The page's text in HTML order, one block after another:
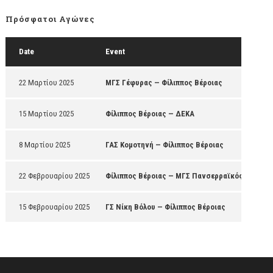
Πρόσφατοι Αγώνες
Date Event
22 Μαρτίου 2025 ΜΓΣ Γέφυρας — Φίλιππος Βέροιας
15 Μαρτίου 2025 Φίλιππος Βέροιας — ΔΕΚΑ
8 Μαρτίου 2025 ΓΑΣ Κομοτηνή — Φίλιππος Βέροιας
22 Φεβρουαρίου 2025 Φίλιππος Βέροιας — ΜΓΣ Πανσερραϊκός
15 Φεβρουαρίου 2025 ΓΣ Νίκη Βόλου — Φίλιππος Βέροιας